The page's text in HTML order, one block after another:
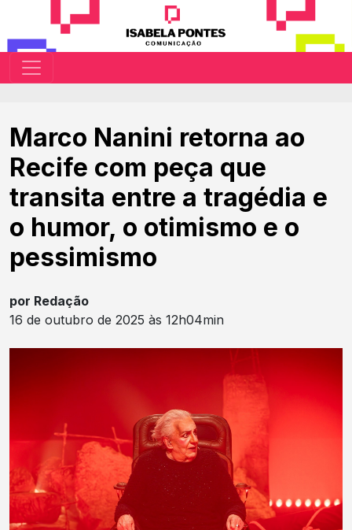
Marco Nanini retorna ao
Recife com peça que
transita entre a tragédia e
o humor, o otimismo e o
pessimismo
por Redação
16 de outubro de 2025 às 12h04min